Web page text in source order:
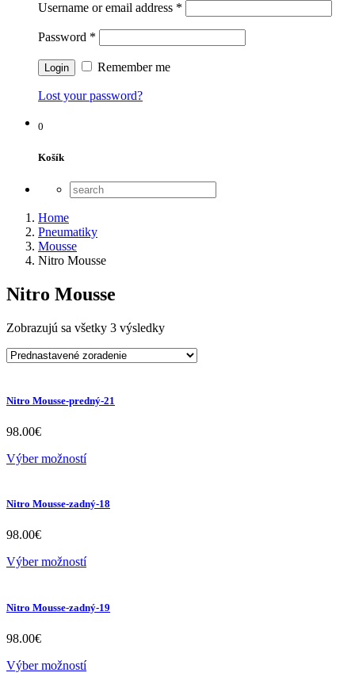
Username or email address *
Password *
Remember me
Lost your password?
0
Košík
Home
Pneumatiky
Mousse
Nitro Mousse
Nitro Mousse
Zobrazujú sa všetky 3 výsledky
Nitro Mousse-predný-21
98.00€
Výber možností
Nitro Mousse-zadný-18
98.00€
Výber možností
Nitro Mousse-zadný-19
98.00€
Výber možností